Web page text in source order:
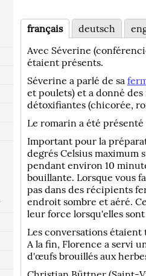
français deutsch
Avec Séverine
étaient présents.
Séverine a parlé de sa
et poulets) et a donné
détoxifiantes (chicorée,
Le romarin a été
Important pour la
degrés Celsius maximum
pendant environ 10
bouillante. Lorsque vous
pas dans des récipients
endroit sombre et aéré.
leur force lorsqu'elles sont
Les conversations
A la fin, Florence a servi
d'œufs brouillés aux